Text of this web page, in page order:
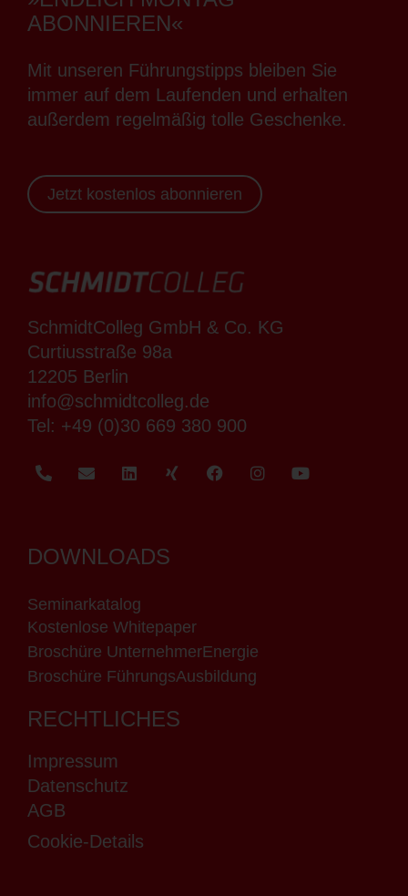
ABONNIEREN«
Mit unseren Führungstipps bleiben Sie
immer auf dem Laufenden und erhalten
außerdem regelmäßig tolle Geschenke.
Jetzt kostenlos abonnieren
SchmidtColleg GmbH & Co. KG
Curtiusstraße 98a
12205 Berlin
info@schmidtcolleg.de
Tel: +49 (0)30 669 380 900
DOWNLOADS
Seminarkatalog
Kostenlose Whitepaper
Broschüre UnternehmerEnergie
Broschüre FührungsAusbildung
RECHTLICHES
Impressum
Datenschutz
AGB
Cookie-Details